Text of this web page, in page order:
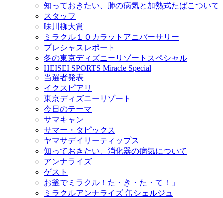
知っておきたい、肺の病気と加熱式たばこついて
スタッフ
味川柳大賞
ミラクル１０カラットアニバーサリー
プレシャスレポート
冬の東京ディズニーリゾートスペシャル
HEISEI SPORTS Miracle Special
当選者発表
イクスピアリ
東京ディズニーリゾート
今日のテーマ
サマキャン
サマー・タピックス
ヤマサデイリーティップス
知っておきたい、消化器の病気について
アンナライズ
ゲスト
お釜でミラクル！た・き・た・て！」
ミラクルアンナライズ 缶シェルジュ